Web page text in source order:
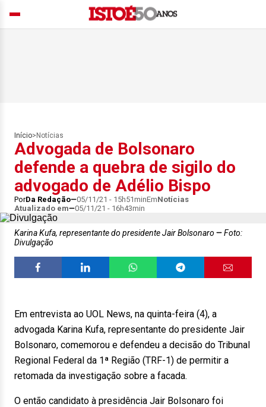
Início> Notícias
Advogada de Bolsonaro
defende a quebra de sigilo do
advogado de Adélio Bispo
PorDa Redação 05/11/21 - 15h51minEmNotícias
Atualizado em
05/11/21 - 16h43min
Karina Kufa, representante do presidente Jair Bolsonaro
Foto:
Divulgação
Em entrevista ao UOL News, na quinta-feira (4), a
advogada Karina Kufa, representante do presidente Jair
Bolsonaro, comemorou e defendeu a decisão do Tribunal
Regional Federal da 1ª Região (TRF-1) de permitir a
retomada da investigação sobre a facada.
O então candidato à presidência Jair Bolsonaro foi